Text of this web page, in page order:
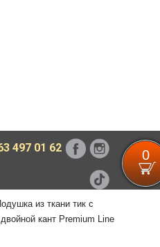
497 01 62 0
из ткани тик с
кант Premium Line